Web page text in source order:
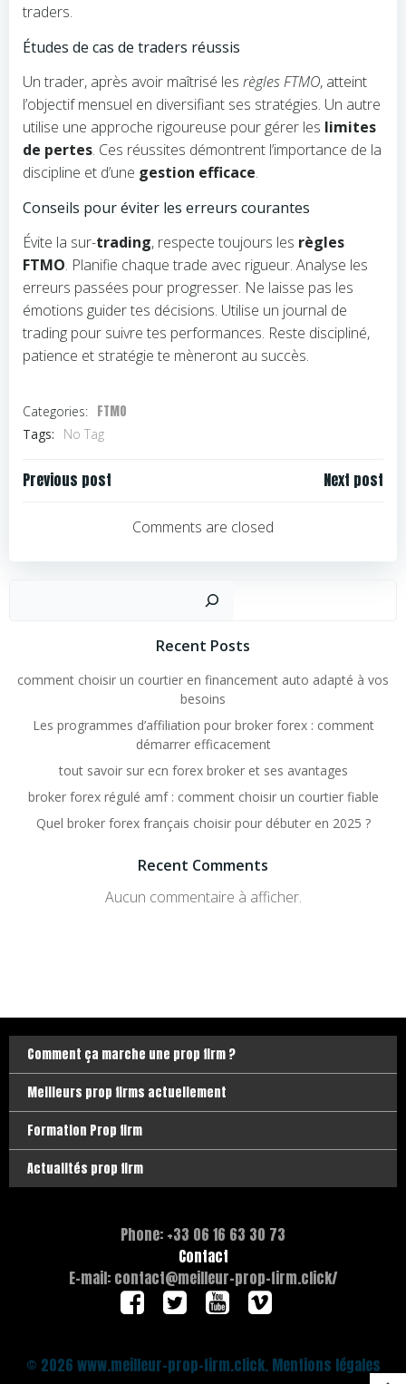
traders.
Études de cas de traders réussis
Un trader, après avoir maîtrisé les règles FTMO, atteint
l’objectif mensuel en diversifiant ses stratégies. Un autre
utilise une approche rigoureuse pour gérer les limites
de pertes. Ces réussites démontrent l’importance de la
discipline et d’une gestion efficace.
Conseils pour éviter les erreurs courantes
Évite la sur-trading, respecte toujours les règles
FTMO. Planifie chaque trade avec rigueur. Analyse les
erreurs passées pour progresser. Ne laisse pas les
émotions guider tes décisions. Utilise un journal de
trading pour suivre tes performances. Reste discipliné,
patience et stratégie te mèneront au succès.
Categories: FTMO
Tags: No Tag
Navigation
Previous post
l’article
Next post
Comments are closed
Rechercher
Recent Posts
comment choisir un courtier en financement auto adapté à vos
besoins
Les programmes d’affiliation pour broker forex : comment
démarrer efficacement
tout savoir sur ecn forex broker et ses avantages
broker forex régulé amf : comment choisir un courtier fiable
Quel broker forex français choisir pour débuter en 2025 ?
Recent Comments
Aucun commentaire à afficher.
Comment ça marche une prop firm ?
Meilleurs prop firms actuellement
Formation Prop firm
Actualités prop firm
Phone: +33 06 16 63 30 73
Contact
E-mail: contact@meilleur-prop-firm.click/
© 2026 www.meilleur-prop-firm.click. Mentions légales